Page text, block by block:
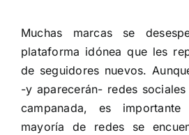
Muchas marcas se
plataforma idónea que les
de seguidores nuevos.
-y aparecerán- redes
campanada, es
mayoría de redes se